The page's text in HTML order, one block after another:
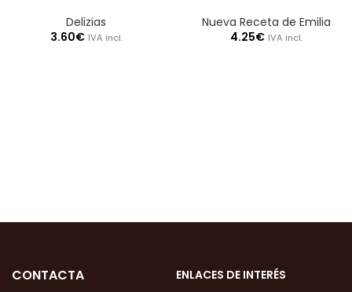
Delizias
3.60€ IVA incl.
Nueva Receta de Emilia
4.25€ IVA incl.
CONTACTA
ENLACES DE INTERÉS